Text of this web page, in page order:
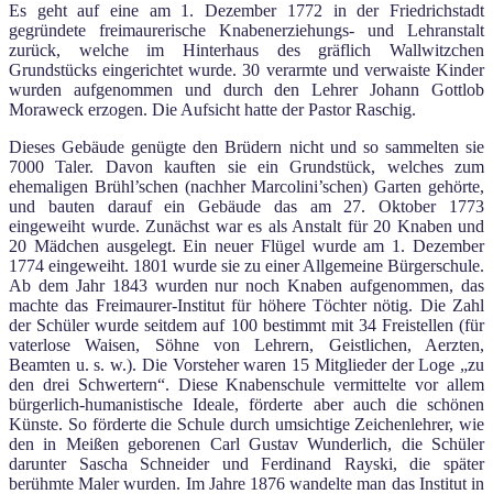
Es geht auf eine am 1. Dezember 1772 in der Friedrichstadt
gegründete freimaurerische Knabenerziehungs- und Lehranstalt
zurück, welche im Hinterhaus des gräflich Wallwitzchen
Grundstücks eingerichtet wurde. 30 verarmte und verwaiste Kinder
wurden aufgenommen und durch den Lehrer Johann Gottlob
Moraweck erzogen. Die Aufsicht hatte der Pastor Raschig.
Dieses Gebäude genügte den Brüdern nicht und so sammelten sie
7000 Taler. Davon kauften sie ein Grundstück, welches zum
ehemaligen Brühl’schen (nachher Marcolini’schen) Garten gehörte,
und bauten darauf ein Gebäude das am 27. Oktober 1773
eingeweiht wurde. Zunächst war es als Anstalt für 20 Knaben und
20 Mädchen ausgelegt. Ein neuer Flügel wurde am 1. Dezember
1774 eingeweiht. 1801 wurde sie zu einer Allgemeine Bürgerschule.
Ab dem Jahr 1843 wurden nur noch Knaben aufgenommen, das
machte das Freimaurer-Institut für höhere Töchter nötig. Die Zahl
der Schüler wurde seitdem auf 100 bestimmt mit 34 Freistellen (für
vaterlose Waisen, Söhne von Lehrern, Geistlichen, Aerzten,
Beamten u. s. w.). Die Vorsteher waren 15 Mitglieder der Loge „zu
den drei Schwertern“. Diese Knabenschule vermittelte vor allem
bürgerlich-humanistische Ideale, förderte aber auch die schönen
Künste. So förderte die Schule durch umsichtige Zeichenlehrer, wie
den in Meißen geborenen Carl Gustav Wunderlich, die Schüler
darunter Sascha Schneider und Ferdinand Rayski, die später
berühmte Maler wurden. Im Jahre 1876 wandelte man das Institut in